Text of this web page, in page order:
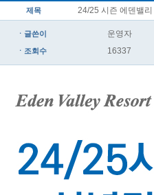
제목 24/25 시즌 에덴밸
ㆍ글쓴이 운영자
ㆍ조회수 16337